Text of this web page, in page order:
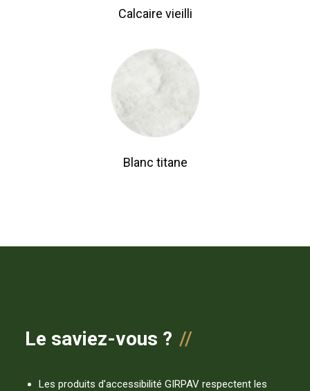
Calcaire vieilli
Blanc titane
Le saviez-vous ?
Les produits d’accessibilité GIRPAV respectent les